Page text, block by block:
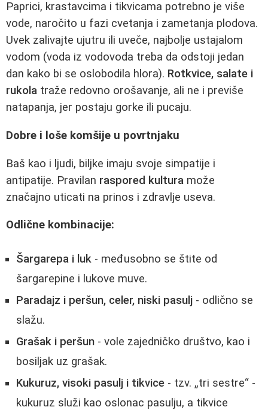
Paprici, krastavcima i tikvicama potrebno je više
vode, naročito u fazi cvetanja i zametanja plodova.
Uvek zalivajte ujutru ili uveče, najbolje ustajalom
vodom (voda iz vodovoda treba da odstoji jedan
dan kako bi se oslobodila hlora). Rotkvice, salate i
rukola traže redovno orošavanje, ali ne i previše
natapanja, jer postaju gorke ili pucaju.
Dobre i loše komšije u povrtnjaku
Baš kao i ljudi, biljke imaju svoje simpatije i
antipatije. Pravilan raspored kultura može
značajno uticati na prinos i zdravlje useva.
Odlične kombinacije:
Šargarepa i luk - međusobno se štite od
šargarepine i lukove muve.
Paradajz i peršun, celer, niski pasulj - odlično se
slažu.
Grašak i peršun - vole zajedničko društvo, kao i
bosiljak uz grašak.
Kukuruz, visoki pasulj i tikvice - tzv. „tri sestre“ -
kukuruz služi kao oslonac pasulju, a tikvice